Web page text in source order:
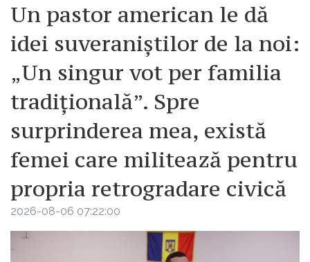
Un pastor american le dă
idei suveraniștilor de la noi:
„Un singur vot per familia
tradițională”. Spre
surprinderea mea, există
femei care militează pentru
propria retrogradare civică
2026-08-06 07:22:00